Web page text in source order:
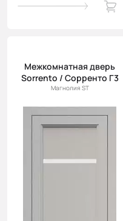
Межкомнатная дверь
Sorrento / Сорренто Г3
Магнолия ST